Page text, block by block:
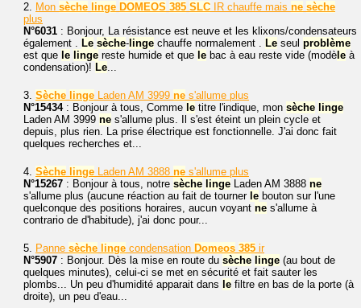
2. Mon sèche linge DOMEOS 385 SLC IR chauffe mais ne sèche
plus
N°6031 : Bonjour, La résistance est neuve et les klixons/condensateurs
également . Le sèche- linge chauffe normalement . Le seul problème
est que le linge reste humide et que le bac à eau reste vide (modè le à
condensation)! Le...
3. Sèche linge Laden AM 3999 ne s'allume plus
N°15434: Bonjour à tous, Comme le titre l'indique, mon sèche linge
Laden AM 3999 ne s'allume plus. Il s'est éteint un plein cycle et
depuis, plus rien. La prise électrique est fonctionnelle. J'ai donc fait
quelques recherches et...
4. Sèche linge Laden AM 3888 ne s'allume plus
N°15267 : Bonjour à tous, notre sèche linge Laden AM 3888 ne
s'allume plus (aucune réaction au fait de tourner le bouton sur l'une
quelconque des positions horaires, aucun voyant ne s'allume à
contrario de d'habitude), j'ai donc pour...
5. Panne sèche linge condensation Domeos 385 ir
N°5907 : Bonjour. Dès la mise en route du sèche linge (au bout de
quelques minutes), celui-ci se met en sécurité et fait sauter les
plombs... Un peu d'humidité apparait dans le filtre en bas de la porte (à
droite), un peu d'eau...